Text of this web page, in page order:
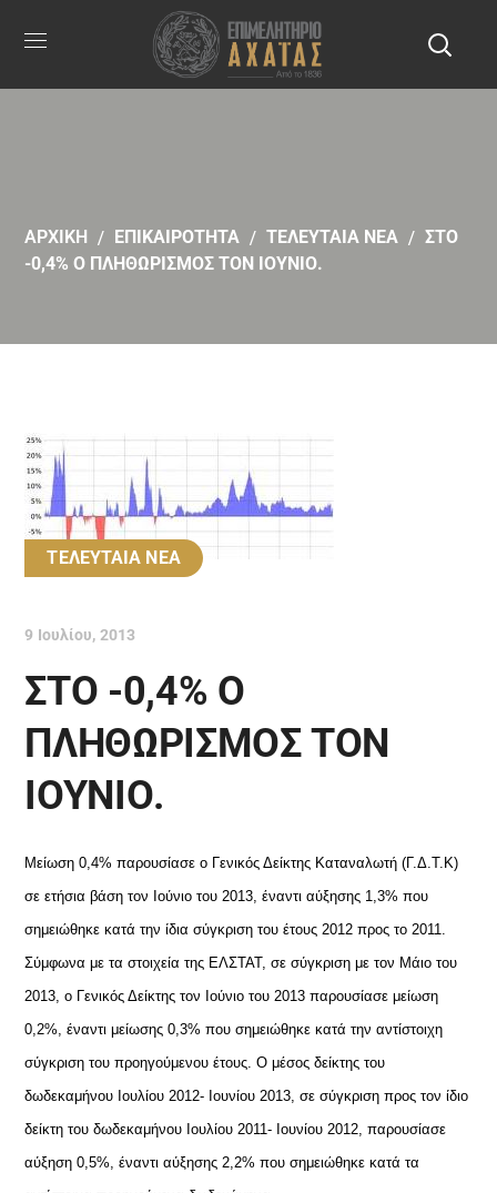
ΑΡΧΙΚΗ ΕΠΙΚΑΙΡΟΤΗΤΑ ΤΕΛΕΥΤΑΙΑ ΝΕΑ
ΣΤΟ
-0,4% Ο ΠΛΗΘΩΡΙΣΜΟΣ ΤΟΝ ΙΟΥΝΙΟ.
ΤΕΛΕΥΤΑΙΑ ΝΕΑ
9 Ιουλίου, 2013
ΣΤΟ -0,4% Ο
ΠΛΗΘΩΡΙΣΜΟΣ ΤΟΝ
ΙΟΥΝΙΟ.
Μείωση 0,4% παρουσίασε ο Γενικός Δείκτης Καταναλωτή (Γ.Δ.Τ.Κ)
σε ετήσια βάση τον Ιούνιο του 2013, έναντι αύξησης 1,3% που
σημειώθηκε κατά την ίδια σύγκριση του έτους 2012 προς το 2011.
Σύμφωνα με τα στοιχεία της ΕΛΣΤΑΤ, σε σύγκριση με τον Μάιο του
2013, ο Γενικός Δείκτης τον Ιούνιο του 2013 παρουσίασε μείωση
0,2%, έναντι μείωσης 0,3% που σημειώθηκε κατά την αντίστοιχη
σύγκριση του προηγούμενου έτους. Ο μέσος δείκτης του
δωδεκαμήνου Ιουλίου 2012- Ιουνίου 2013, σε σύγκριση προς τον ίδιο
δείκτη του δωδεκαμήνου Ιουλίου 2011- Ιουνίου 2012, παρουσίασε
αύξηση 0,5%, έναντι αύξησης 2,2% που σημειώθηκε κατά τα